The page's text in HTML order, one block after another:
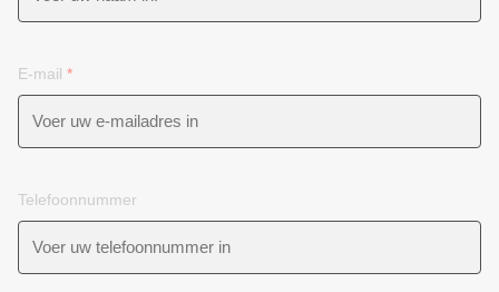
E-mail *
Telefoonnummer